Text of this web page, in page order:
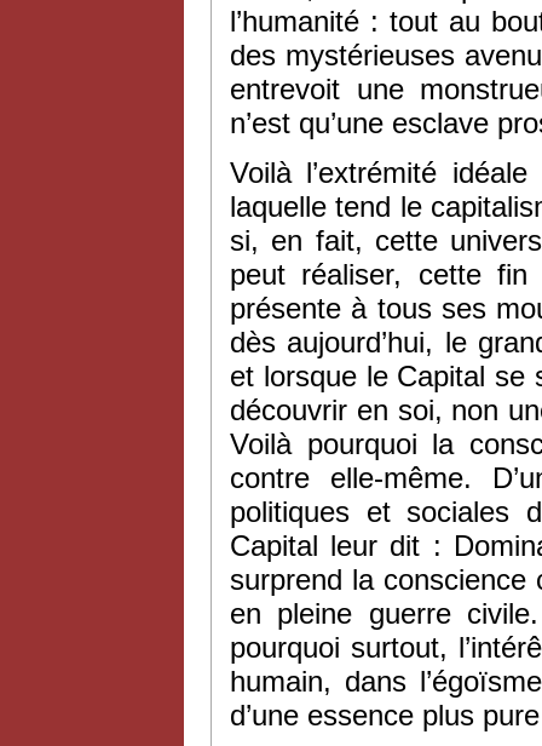
l’humanité : tout au
des mystérieuses
entrevoit une
n’est qu’une esclave
Voilà l’extrémité
laquelle tend le
si, en fait, cette
peut réaliser, cette fin
présente à tous ses
dès aujourd’hui, le
et lorsque le Capital se
découvrir en soi, non
Voilà pourquoi la
contre elle-même.
politiques et sociales
Capital leur dit :
surprend la conscience
en pleine guerre
pourquoi surtout,
humain, dans
d’une essence plus